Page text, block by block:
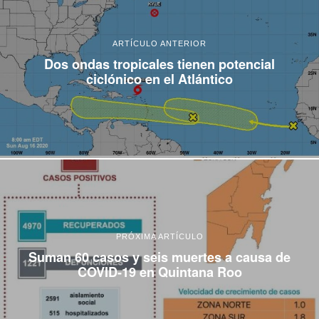
ARTÍCULO ANTERIOR
Dos ondas tropicales tienen potencial
ciclónico en el Atlántico
PRÓXIMA ARTÍCULO
Suman 60 casos y seis muertes a causa de
COVID-19 en Quintana Roo